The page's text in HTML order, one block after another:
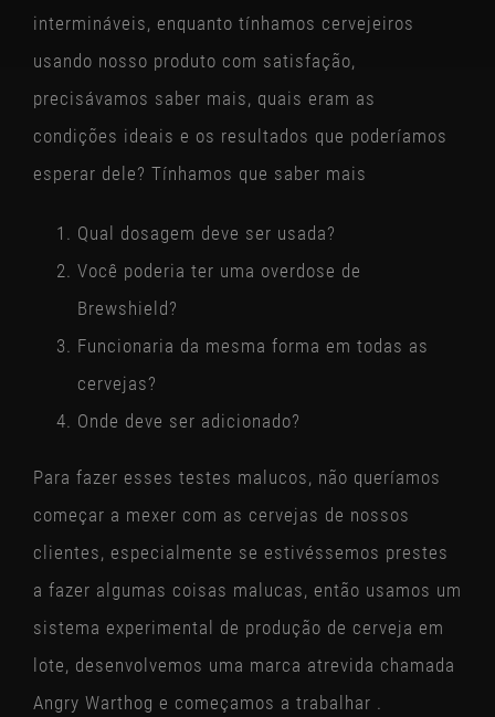
intermináveis, enquanto tínhamos cervejeiros
usando nosso produto com satisfação,
precisávamos saber mais, quais eram as
condições ideais e os resultados que poderíamos
esperar dele? Tínhamos que saber mais
Qual dosagem deve ser usada?
Você poderia ter uma overdose de
Brewshield?
Funcionaria da mesma forma em todas as
cervejas?
Onde deve ser adicionado?
Para fazer esses testes malucos, não queríamos
começar a mexer com as cervejas de nossos
clientes, especialmente se estivéssemos prestes
a fazer algumas coisas malucas, então usamos um
sistema experimental de produção de cerveja em
lote, desenvolvemos uma marca atrevida chamada
Angry Warthog e começamos a trabalhar .